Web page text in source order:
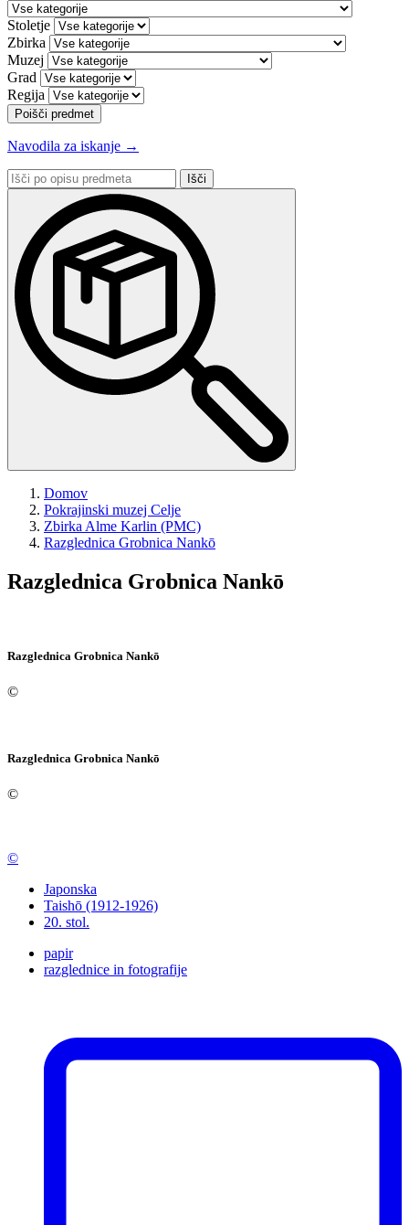
Stoletje
Zbirka
Muzej
Grad
Regija
Poišči predmet
Navodila za iskanje →
Išči
po
predmeta:
Domov
Pokrajinski muzej Celje
Zbirka Alme Karlin (PMC)
Razglednica Grobnica Nankō
Razglednica Grobnica Nankō
Razglednica Grobnica Nankō
©
Razglednica Grobnica Nankō
©
©
Japonska
Taishō (1912-1926)
20. stol.
papir
razglednice in fotografije